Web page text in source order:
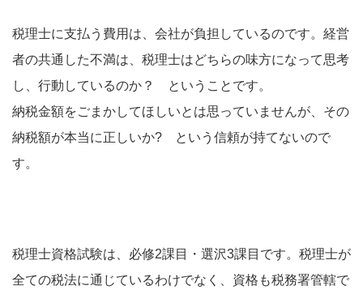
税理士に支払う費用は、会社が負担しているのです。経営
者の共通した不満は、税理士はどちらの味方になって思考
し、行動しているのか？ ということです。
納税金額をごまかしてほしいとは思っていませんが、その
納税額が本当に正しいか? という信頼が持てないので
す。
税理士資格試験は、必修2課目・選沢3課目です。税理士が
全ての税法に通じているわけでなく、資格も税務署管轄で